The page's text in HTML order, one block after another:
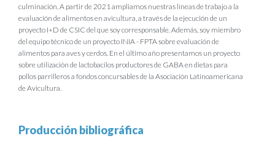
culminación. A partir de 2021 ampliamos nuestras líneas de trabajo a la
evaluación de alimentos en avicultura, a través de la ejecución de un
proyecto I+D de CSIC del que soy corresponsable. Además, soy miembro
del equipo técnico de un proyecto INIA - FPTA sobre evaluación de
alimentos para aves y cerdos. En el último año presentamos un proyecto
sobre utilización de lactobacilos productores de GABA en dietas para
pollos parrilleros a fondos concursables de la Asociación Latinoamericana
de Avicultura.
Producción bibliográfica